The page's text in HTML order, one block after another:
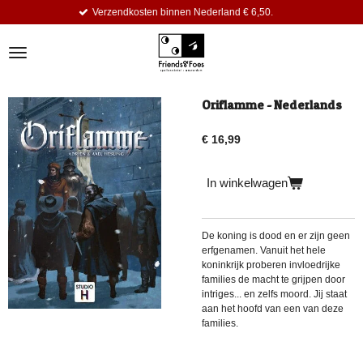
de
binnen Nederland € 6,50.
Oriflamme - Nederlands
€ 16,99
In winkelwagen
De koning is dood en er zijn geen
erfgenamen. Vanuit het hele
koninkrijk proberen invloedrijke
families de macht te grijpen door
intriges... en zelfs moord. Jij staat
aan het hoofd van een van deze
families.